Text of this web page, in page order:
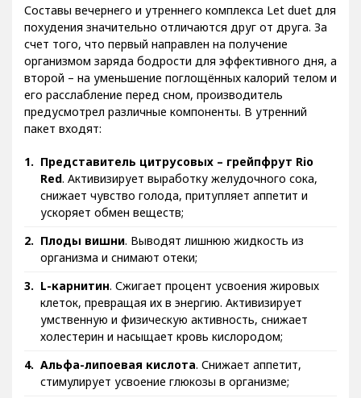
Составы вечернего и утреннего комплекса Let duet для
похудения значительно отличаются друг от друга. За
счет того, что первый направлен на получение
организмом заряда бодрости для эффективного дня, а
второй – на уменьшение поглощённых калорий телом и
его расслабление перед сном, производитель
предусмотрел различные компоненты. В утренний
пакет входят:
Представитель цитрусовых – грейпфрут Rio
Red. Активизирует выработку желудочного сока,
снижает чувство голода, притупляет аппетит и
ускоряет обмен веществ;
Плоды вишни. Выводят лишнюю жидкость из
организма и снимают отеки;
L-карнитин. Сжигает процент усвоения жировых
клеток, превращая их в энергию. Активизирует
умственную и физическую активность, снижает
холестерин и насыщает кровь кислородом;
Альфа-липоевая кислота. Снижает аппетит,
стимулирует усвоение глюкозы в организме;